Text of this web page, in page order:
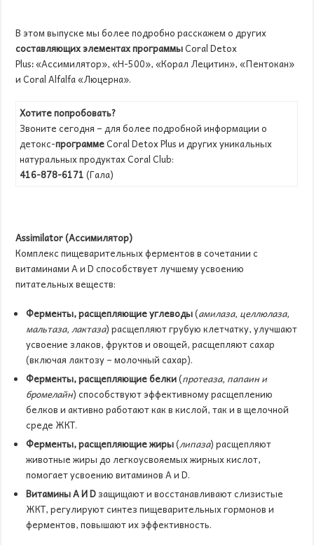
В этом выпуске мы более подробно расскажем о других
составляющих элементах программыCoral Detox
Plus:«Ассимилятор», «Н-500», «Корал Лецитин», «Пентокан»
и Coral Alfalfa «Люцерна».
Хотите попробовать?
Звоните сегодня – для более подробной информации о
детокс-программеCoral Detox Plus и других уникальных
натуральных продуктах Coral Club:
416-878-6171(Гала)
Assimilator(Ассимилятор)
Комплекс пищеварительных ферментов в сочетании с
витаминами A и D способствует лучшему усвоению
питательных веществ:
Ферменты, расщепляющие углеводы(амилаза, целлюлаза,
мальтаза, лактаза) расщепляют грубую клетчатку, улучшают
усвоение злаков, фруктов и овощей, расщепляют сахар
(включая лактозу – молочный сахар).
Ферменты, расщепляющие белки(протеаза, папаин и
бромелайн) способствуют эффективному расщеплению
белков и активно работают как в кислой, так и в щелочной
среде ЖКТ.
Ферменты, расщепляющие жиры(липаза) расщепляют
животные жиры до легкоусвояемых жирных кислот,
помогает усвоению витаминов А и D.
Витамины А ИDзащищают и восстанавливают слизистые
ЖКТ, регулируют синтез пищеварительных гормонов и
ферментов, повышают их эффективность.